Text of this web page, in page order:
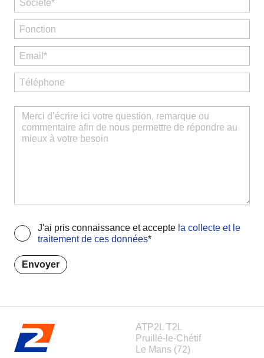
J'ai pris connaissance et accepte la collecte et le
traitement de ces données*
Envoyer
ATP2L T2L
Pruillé-le-Chétif
Le Mans (72)